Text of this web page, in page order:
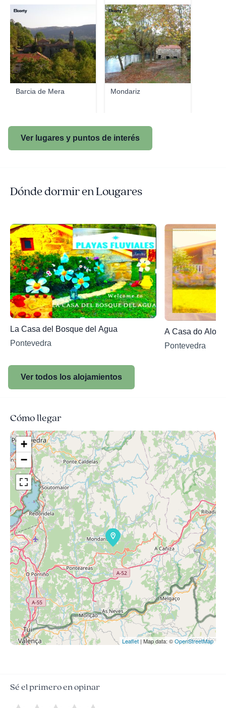
Barcia de Mera
Elcorty
Mondariz
Elcorty
Ver lugares y puntos de interés
Dónde dormir en Lougares
La Casa del Bosque del Agua
Pontevedra
A Casa do
Pontevedra
Ver todos los alojamientos
Cómo llegar
+
−
Leaflet | Map data: ©OpenStreetMap
Sé el primero en opinar